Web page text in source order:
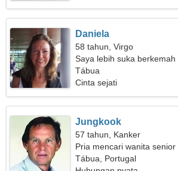
Daniela
58 tahun, Virgo
Saya lebih suka berkemah
Tábua
Cinta sejati
Jungkook
57 tahun, Kanker
Pria mencari wanita senior
Tábua, Portugal